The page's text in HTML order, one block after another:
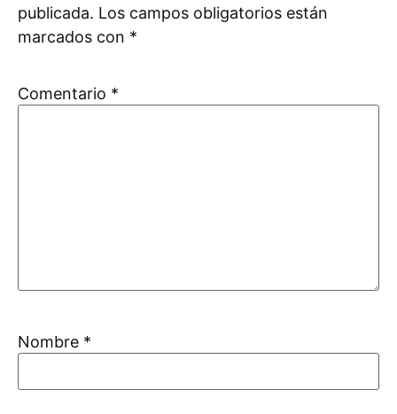
publicada. Los campos obligatorios están
marcados con *
Comentario *
Nombre *